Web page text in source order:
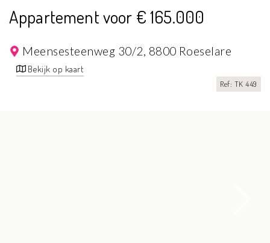
Appartement voor € 165.000
Meensesteenweg 30/2, 8800 Roeselare
Bekijk op kaart
Ref: TK 449